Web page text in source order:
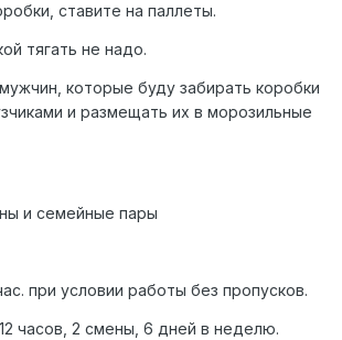
ставите на паллеты.
тягать не надо.
которые буду забирать коробки
и размещать их в морозильные
и семейные пары
при условии работы без пропусков.
часов, 2 смены, 6 дней в неделю.